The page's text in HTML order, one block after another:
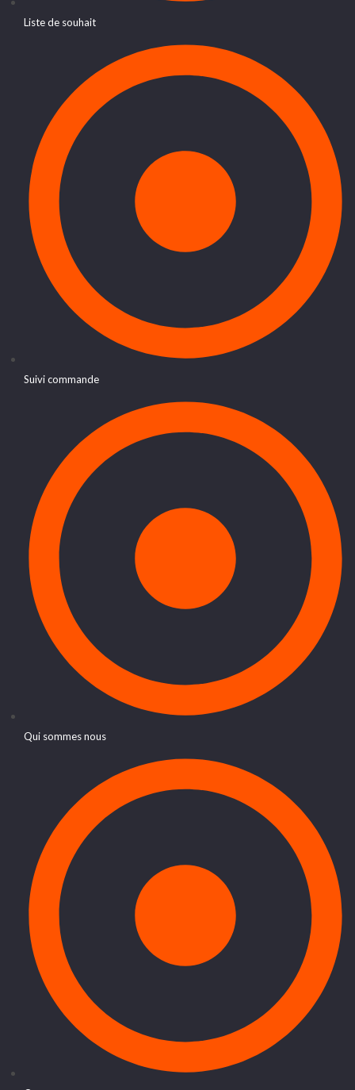
Liste de souhait
Suivi commande
Qui sommes nous